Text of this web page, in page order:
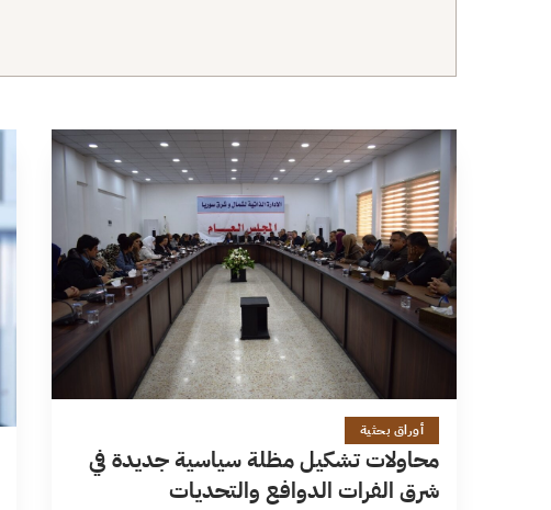
11 دقائق
أوراق بحثية
محاولات تشكيل مظلة سياسية جديدة في
شرق الفرات الدوافع والتحديات